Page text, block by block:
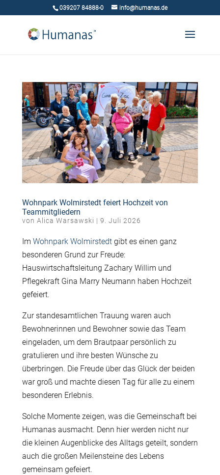
039207 84888-0 info@humanas.de
Wohnpark Wolmirstedt feiert Hochzeit von
Teammitgliedern
von Alica Warsawski | 9. Juli 2026
Im Wohnpark Wolmirstedtgibt es einen ganz
besonderen Grund zur Freude:
Hauswirtschaftsleitung Zachary Willim und
Pflegekraft Gina Marry Neumann haben Hochzeit
gefeiert.
Zur standesamtlichen Trauung waren auch
Bewohnerinnen und Bewohner sowie das Team
eingeladen, um dem Brautpaar persönlich zu
gratulieren und ihre besten Wünsche zu
überbringen. Die Freude über das Glück der beiden
war groß und machte diesen Tag für alle zu einem
besonderen Erlebnis.
Solche Momente zeigen, was die Gemeinschaft bei
Humanas ausmacht. Denn hier werden nicht nur
die kleinen Augenblicke des Alltags geteilt, sondern
auch die großen Meilensteine des Lebens
gemeinsam gefeiert.